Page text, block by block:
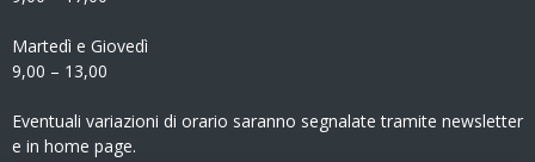
Martedì e Giovedì
9,00 – 13,00
Eventuali variazioni di orario saranno segnalate tramite newsletter
e in home page.